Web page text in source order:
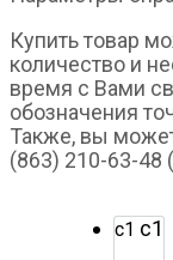
Купить товар
количество и
время с Вами
обозначения
Также, вы
(863) 210-63-48
с1 с1